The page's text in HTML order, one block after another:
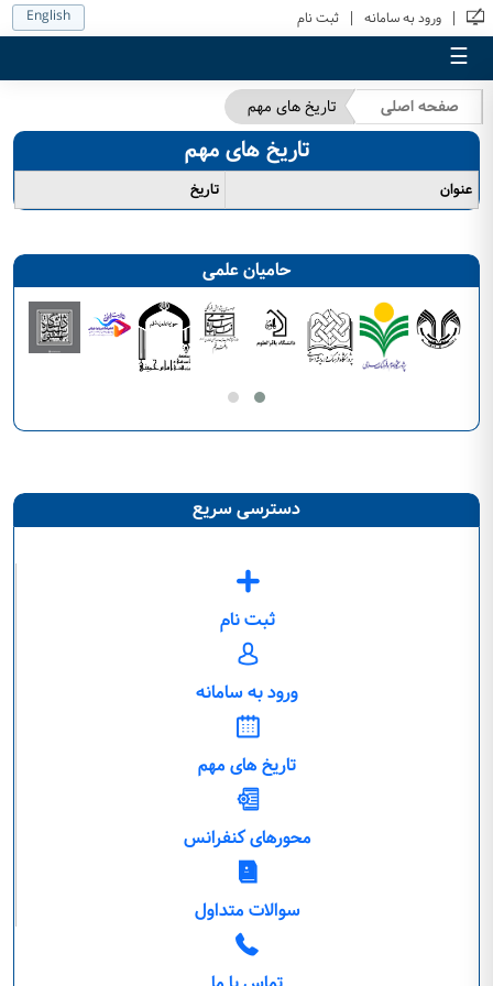
| ورود به سامانه | ثبت نام English
☰
صفحه اصلی تاریخ های مهم
تاریخ های مهم
عنوان تاریخ
حامیان علمی
دسترسی سریع
ثبت نام
ورود به سامانه
تاریخ های مهم
محورهای کنفرانس
سوالات متداول